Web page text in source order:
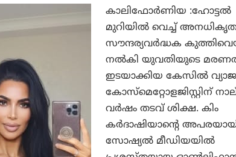
കാലിഫോർണിയ :ഹോട്ടൽ
മുറിയിൽ വെച്ച്
സൗന്ദര്യവർദ്ധക
നൽകി യുവതിയുടെ
ഇടയാക്കിയ കേസിൽ വ്യാജ
കോസ്മെറ്റോളജിസ്റ്റിന്
വർഷം തടവ് ശിക്ഷ. കിം
കർദാഷിയാന്റെ
സോഷ്യൽ മീഡിയയിൽ